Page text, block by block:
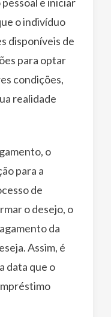
o indivíduo
disponíveis de
para optar
condições,
realidade
o
para a
de
o desejo, o
da
Assim, é
data que o